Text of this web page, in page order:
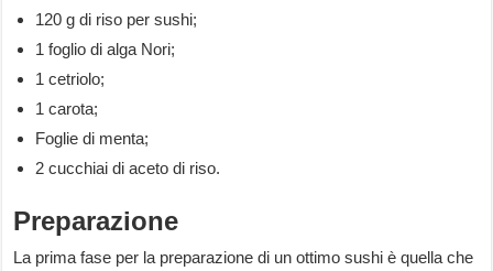
120 g di riso per sushi;
1 foglio di alga Nori;
1 cetriolo;
1 carota;
Foglie di menta;
2 cucchiai di aceto di riso.
Preparazione
La prima fase per la preparazione di un ottimo sushi è quella che